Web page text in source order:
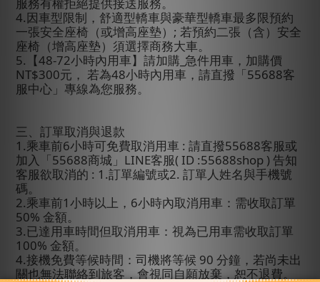
4.因車型限制，舒適型轎車與豪華型轎車最多限預約
一張安全座椅（或增高座墊） ; 若預約二張（含）安全
座椅（增高座墊）須選擇商務大車。
5. 【48-72小時內用車】請加購 急件用車，加購價
NT$300元 ， 若為48小時內用車 ，請直撥「55688客
服中心」專線為您服務。
三、訂單取消與退款
1.乘車前6小時可免費取消用車 : 請直撥55688客服或
加入「55688商城」 LINE客服( ID :55688shop ) 告知
客服欲取消的 : 1.訂單編號或2. 訂單人姓名與手機號
碼。
2.乘車前1小時以上， 6小時內取消用車：需收取訂單
50% 金額。
3.已達用車時間但取消用車：視為已用車需收取訂單
100% 金額。
4.接機免費等候時間：司機將等候 90 分鐘，若尚未出
關也無法聯絡到旅客，會視同自願放棄，恕不退費。